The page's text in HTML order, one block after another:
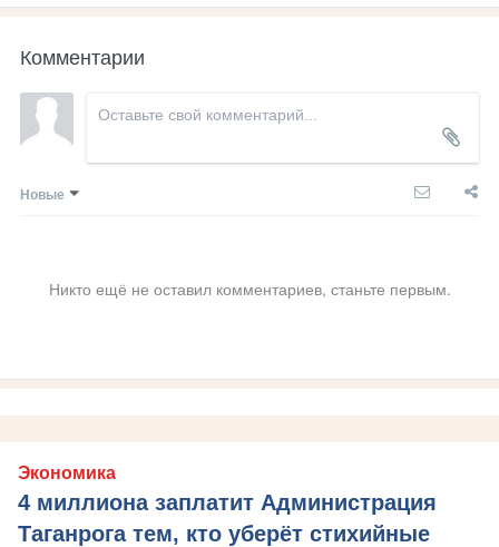
Комментарии
Новые
Никто ещё не оставил комментариев, станьте первым.
Экономика
4 миллиона заплатит Администрация
Таганрога тем, кто уберёт стихийные